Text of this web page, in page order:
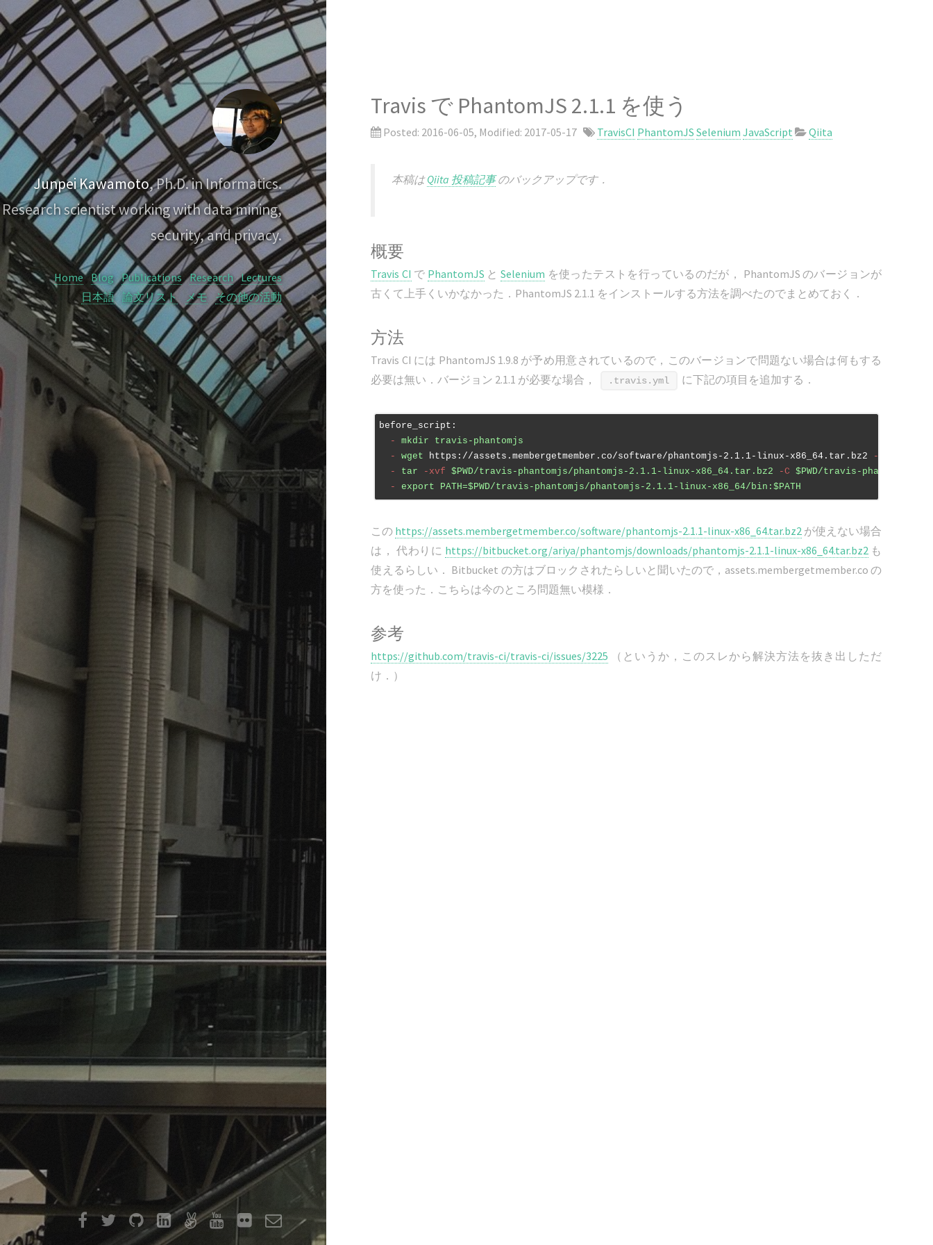
Junpei Kawamoto, Ph.D. in Informatics.
Research scientist working with data mining,
security, and privacy.
Home Blog Publications Research Lectures
日本語 論文リスト メモ その他の活動
Travis で PhantomJS 2.1.1 を使う
Posted: 2016-06-05, Modified: 2017-05-17 TravisCI PhantomJS Selenium JavaScript Qiita
本稿はQiita 投稿記事のバックアップです．
概要
Travis CI で PhantomJS とSelenium を使ったテストを行っているのだが， PhantomJS のバージョンが
古くて上手くいかなかった．PhantomJS 2.1.1 をインストールする方法を調べたのでまとめておく．
方法
Travis CI には PhantomJS 1.9.8 が予め用意されているので，このバージョンで問題ない場合は何もする
必要は無い．バージョン 2.1.1 が必要な場合，
.travis.yml に下記の項目を追加する．
before_script:
  -
mkdir
travis-phantomjs
  -
wget https://assets.membergetmember.co/software/phantomjs-2.1.1-linux-x86_64.tar.bz2 -O
  -
tar -xvf $PWD/travis-phantomjs/phantomjs-2.1.1-linux-x86_64.tar.bz2 -C
$PWD/travis-phantomjs
  -
export PATH=$PWD/travis-phantomjs/phantomjs-2.1.1-linux-x86_64/bin:$PATH
この https://assets.membergetmember.co/software/phantomjs-2.1.1-linux-x86_64.tar.bz2 が使えない場合
は， 代わりに https://bitbucket.org/ariya/phantomjs/downloads/phantomjs-2.1.1-linux-x86_64.tar.bz2 も
使えるらしい． Bitbucket の方はブロックされたらしいと聞いたので，assets.membergetmember.co の
方を使った．こちらは今のところ問題無い模様．
参考
https://github.com/travis-ci/travis-ci/issues/3225 （というか，このスレから解決方法を抜き出しただ
け．）